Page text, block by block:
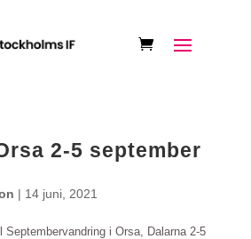
2-5 september
| 14 juni, 2021
Septembervandring i Orsa, Dalarna 2-5